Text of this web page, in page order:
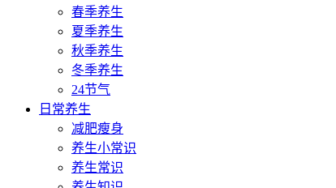
春季养生
夏季养生
秋季养生
冬季养生
24节气
日常养生
减肥瘦身
养生小常识
养生常识